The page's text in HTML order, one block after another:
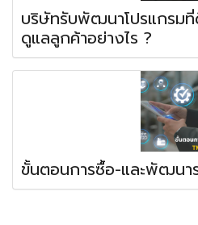
บริษัทรับพัฒนาโปรแกรม
ดูแลลูกค้าอย่างไร ?
ขั้นตอนการซื้อ-และพัฒนา